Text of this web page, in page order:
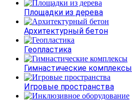
Площадки из дерева
Архитектурный бетон
Геопластика
Гимнастические комплексы
Игровые пространства